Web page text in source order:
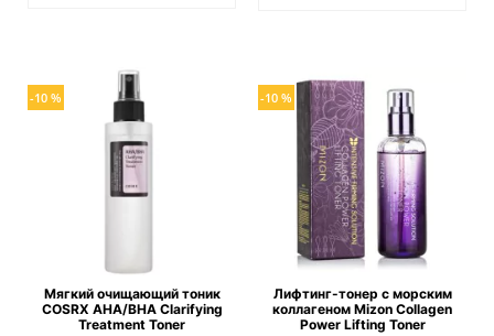
-10 %
Мягкий очищающий тоник
COSRX AHA/BHA Clarifying
Treatment Toner
-10 %
Лифтинг-тонер с морским
коллагеном Mizon Collagen
Power Lifting Toner